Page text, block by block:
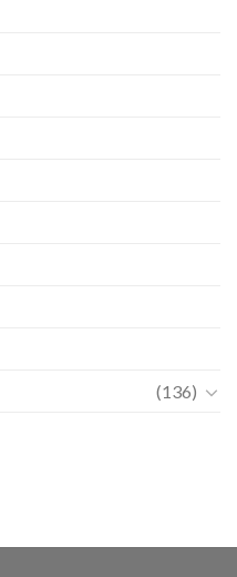
(136)